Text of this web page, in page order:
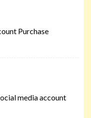
Purchase
media account